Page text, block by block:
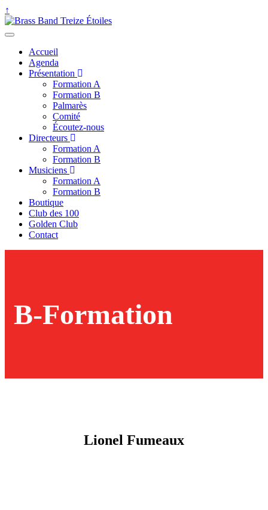
↑
Accueil
Agenda
Présentation
Formation A
Formation B
Palmarès
Comité
Écoutez-nous
Directeurs
Formation A
Formation B
Musiciens
Formation A
Formation B
Boutique
Club des 100
Golden Club
Contact
B-Formation
Lionel Fumeaux